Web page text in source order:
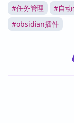
#任务管理 #自
#obsidian插件